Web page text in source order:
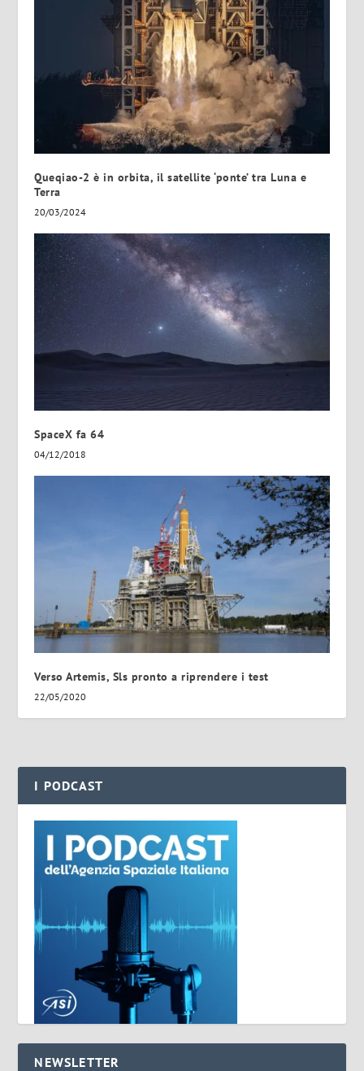
Queqiao-2 è in orbita, il satellite ‘ponte’ tra Luna e
Terra
20/03/2024
SpaceX fa 64
04/12/2018
Verso Artemis, Sls pronto a riprendere i test
22/05/2020
I PODCAST
NEWSLETTER